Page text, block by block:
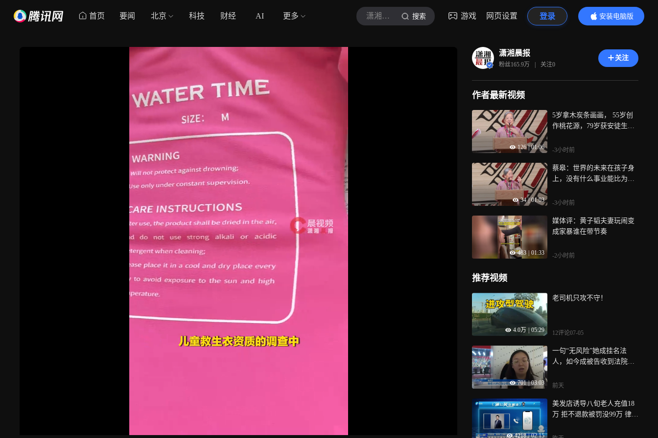
首页 要闻 北京 科技 财经 AI 更多 潇湘晨报 搜索 游戏 网页设置 登录
安装电脑版
内容更精彩
潇湘晨报
粉丝165.9万 | 关注0
关注
作者最新视频
126 | 01:06
5岁拿木炭条画画， 55岁创
作桃花源，79岁获安徒生
-3小时前
34 | 01:03
蔡皋：世界的未来在孩子身
上，没有什么事业能比为孩
-3小时前
483 01:33
媒体评：黄子韬夫妻玩闹变
成家暴谁在带节奏
-2小时前
推荐视频
4.0万 05:29
老司机只攻不守！
12评论07-05
701 | 03:03
一句“无风险”她成挂名法
人，如今成被告收到法院传
前天
4218 | 02:15
美发店诱导八旬老人充值18
万 拒不退款被罚没99万 律师